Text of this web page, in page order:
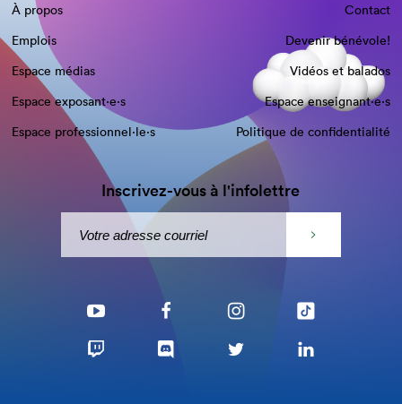
À propos
Contact
Emplois
Devenir bénévole!
Espace médias
Vidéos et balados
Espace exposant·e⋅s
Espace enseignant·e⋅s
Espace professionnel·le⋅s
Politique de confidentialité
Inscrivez-vous à l'infolettre